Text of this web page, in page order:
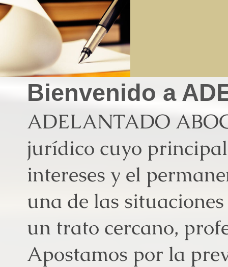
Bienvenido a
ADELANTADO
jurídico cuyo principal
intereses y el
una de las
un trato cercano,
Apostamos por la